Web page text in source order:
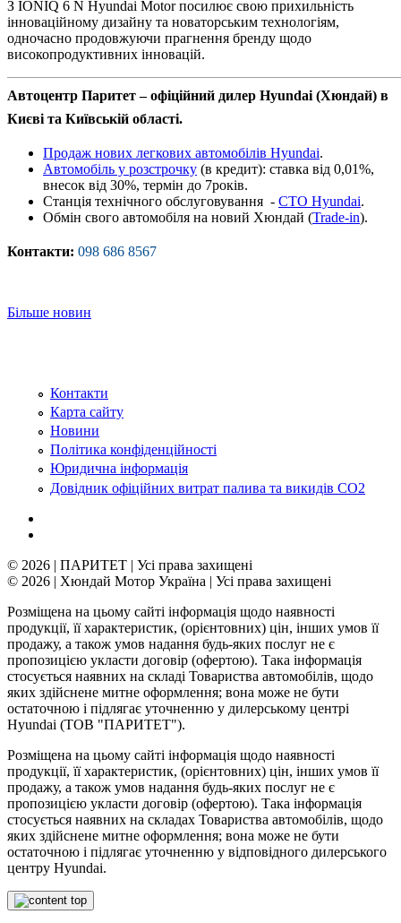
З IONIQ 6 N Hyundai Motor посилює свою прихильність
інноваційному дизайну та новаторським технологіям,
одночасно продовжуючи прагнення бренду щодо
високопродуктивних інновацій.
Автоцентр Паритет – офіційний дилер Hyundai (Хюндай) в
Києві та Київській області.
Продаж нових легкових автомобілів Hyundai.
Автомобіль у розстрочку (в кредит): ставка від 0,01%,
внесок від 30%, термін до 7років.
Станція технічного обслуговування - СТО Hyundaі.
Обмін свого автомобіля на новий Хюндай (Trade-in).
Контакти: 098 686 8567
Більше новин
Контакти
Карта сайту
Новини
Політика конфіденційності
Юридична інформація
Довідник офіційних витрат палива та викидів СО2
© 2026 | ПАРИТЕТ | Усі права захищені
© 2026 | Хюндай Мотор Україна | Усі права захищені
Розміщена на цьому сайті інформація щодо наявності
продукції, її характеристик, (орієнтовних) цін, інших умов її
продажу, а також умов надання будь-яких послуг не є
пропозицією укласти договір (офертою). Така інформація
стосується наявних на складі Товариства автомобілів, щодо
яких здійснене митне оформлення; вона може не бути
остаточною і підлягає уточненню у дилерському центрі
Hyundai (ТОВ "ПАРИТЕТ").
Розміщена на цьому сайті інформація щодо наявності
продукції, її характеристик, (орієнтовних) цін, інших умов її
продажу, а також умов надання будь-яких послуг не є
пропозицією укласти договір (офертою). Така інформація
стосується наявних на складах Товариства автомобілів, щодо
яких здійснене митне оформлення; вона може не бути
остаточною і підлягає уточненню у відповідного дилерського
центру Hyundai.